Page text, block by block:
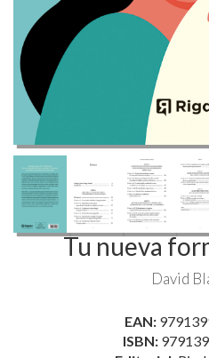
Tu nueva
David
EAN:
ISBN:
Editorial:
Medidas:145